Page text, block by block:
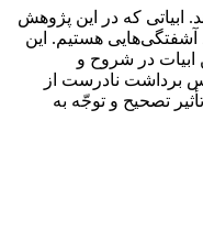
ابیاتی که در این پژوهش
آشفتگی‌هایی هستیم. این
نادرست این ابیات در شروح و
برداشت نادرست از
تصحیح و توجّه به